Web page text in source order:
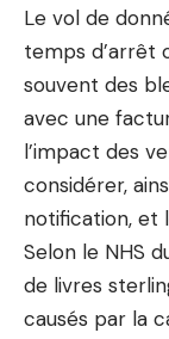
Le vol de
temps d’arrêt
souvent des
avec une
l’impact des
considérer,
notification, et
Selon le NHS
de livres
causés par la